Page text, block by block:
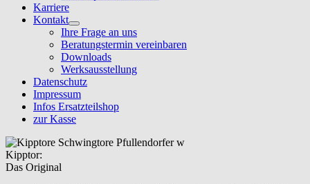
Karriere
Kontakt
Ihre Frage an uns
Beratungstermin vereinbaren
Downloads
Werksausstellung
Datenschutz
Impressum
Infos Ersatzteilshop
zur Kasse
Kipptor:
Das Original